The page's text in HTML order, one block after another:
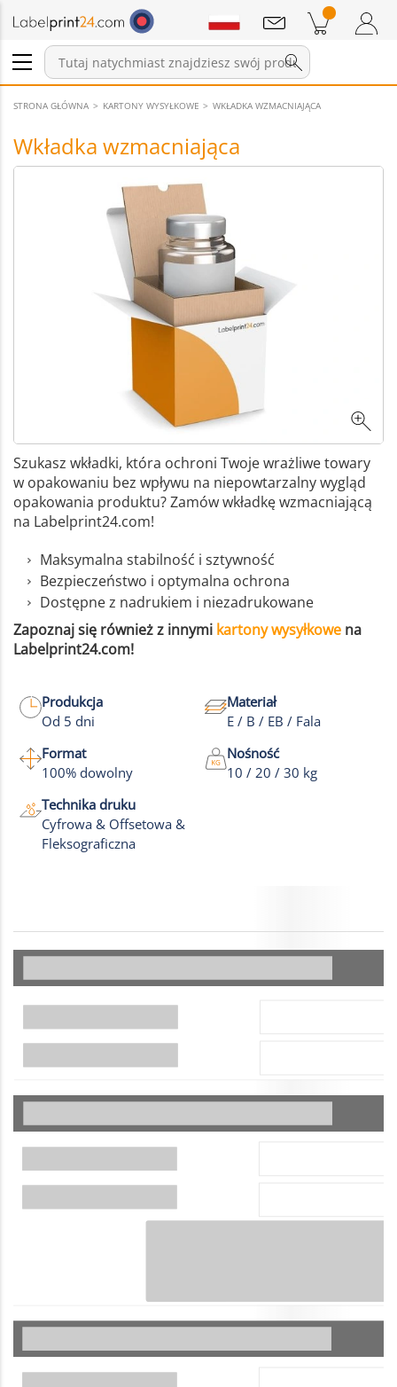
Zaloguj się / Zarejestruj
Pozycji w koszyku
Wiadomości
STRONA GŁÓWNA KARTONY WYSYŁKOWE WKŁADKA WZMACNIAJĄCA
Wkładka wzmacniająca
Szukasz wkładki, która ochroni Twoje wrażliwe towary
w opakowaniu bez wpływu na niepowtarzalny wygląd
opakowania produktu? Zamów wkładkę wzmacniającą
na Labelprint24.com!
Maksymalna stabilność i sztywność
Bezpieczeństwo i optymalna ochrona
Dostępne z nadrukiem i niezadrukowane
Zapoznaj się również z innymi kartony wysyłkowe na
Labelprint24.com!
Produkcja
Od 5 dni
Materiał
E / B / EB / Fala
Format
100% dowolny
Nośność
10 / 20 / 30 kg
Technika druku
Cyfrowa & Offsetowa &
Fleksograficzna